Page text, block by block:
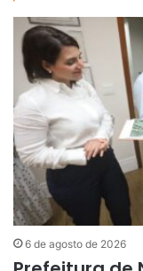
6 de agosto de 2026